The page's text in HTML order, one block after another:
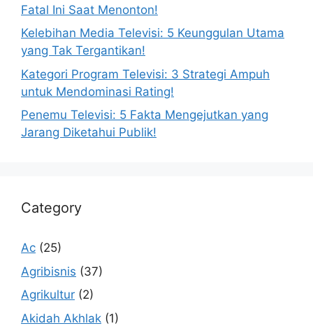
Fatal Ini Saat Menonton!
Kelebihan Media Televisi: 5 Keunggulan Utama
yang Tak Tergantikan!
Kategori Program Televisi: 3 Strategi Ampuh
untuk Mendominasi Rating!
Penemu Televisi: 5 Fakta Mengejutkan yang
Jarang Diketahui Publik!
Category
Ac (25)
Agribisnis (37)
Agrikultur (2)
Akidah Akhlak (1)